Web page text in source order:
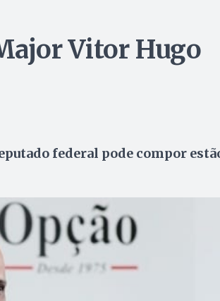
Vitor Hugo
federal pode compor